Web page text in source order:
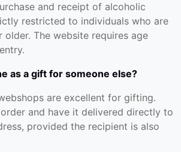
and receipt of alcoholic
restricted to individuals who are
older. The website requires age
as a gift for someone else?
are excellent for gifting.
and have it delivered directly to
provided the recipient is also